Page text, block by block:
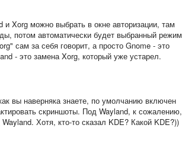
Xorg можно выбрать в окне авторизации, там
потом автоматически будет выбранный режим
сам за себя говорит, а просто Gnome - это
- это замена Xorg, который уже устарел.
вы наверняка знаете, по умолчанию включен
скриншоты. Под Wayland, к сожалению,
Хотя, кто-то сказал KDE? Какой KDE?))